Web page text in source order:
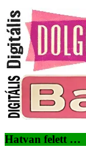
Hatvan felett …